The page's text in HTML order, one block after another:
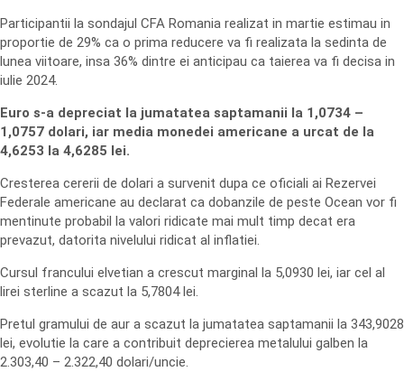
Participantii la sondajul CFA Romania realizat in martie estimau in
proportie de 29% ca o prima reducere va fi realizata la sedinta de
lunea viitoare, insa 36% dintre ei anticipau ca taierea va fi decisa in
iulie 2024.
Euro s-a depreciat la jumatatea saptamanii la 1,0734 –
1,0757 dolari, iar media monedei americane a urcat de la
4,6253 la 4,6285 lei.
Cresterea cererii de dolari a survenit dupa ce oficiali ai Rezervei
Federale americane au declarat ca dobanzile de peste Ocean vor fi
mentinute probabil la valori ridicate mai mult timp decat era
prevazut, datorita nivelului ridicat al inflatiei.
Cursul francului elvetian a crescut marginal la 5,0930 lei, iar cel al
lirei sterline a scazut la 5,7804 lei.
Pretul gramului de aur a scazut la jumatatea saptamanii la 343,9028
lei, evolutie la care a contribuit deprecierea metalului galben la
2.303,40 – 2.322,40 dolari/uncie.